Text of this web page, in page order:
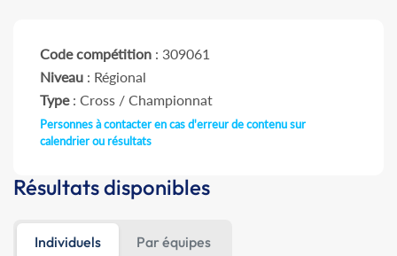
Code compétition : 309061
Niveau : Régional
Type: Cross / Championnat
Personnes à contacter en cas d'erreur de contenu sur
calendrier ou résultats
Résultats disponibles
Individuels Par équipes